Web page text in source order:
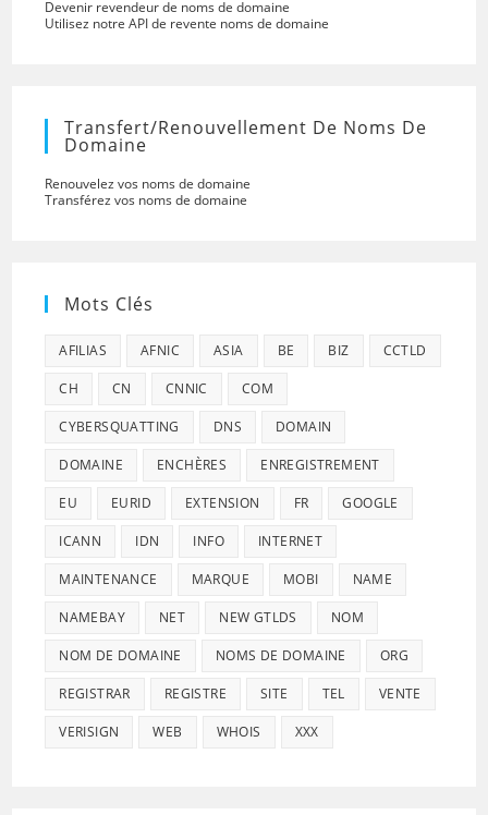
Devenir revendeur de noms de domaine
Utilisez notre API de revente noms de domaine
Transfert/renouvellement De Noms De
Domaine
Renouvelez vos noms de domaine
Transférez vos noms de domaine
Mots Clés
AFILIAS AFNIC ASIA BE BIZ CCTLD
CH CN CNNIC COM
CYBERSQUATTING DNS DOMAIN
DOMAINE ENCHÈRES ENREGISTREMENT
EU EURID EXTENSION FR GOOGLE
ICANN IDN INFO INTERNET
MAINTENANCE MARQUE MOBI NAME
NAMEBAY NET NEW GTLDS NOM
NOM DE DOMAINE NOMS DE DOMAINE ORG
REGISTRAR REGISTRE SITE TEL VENTE
VERISIGN WEB WHOIS XXX